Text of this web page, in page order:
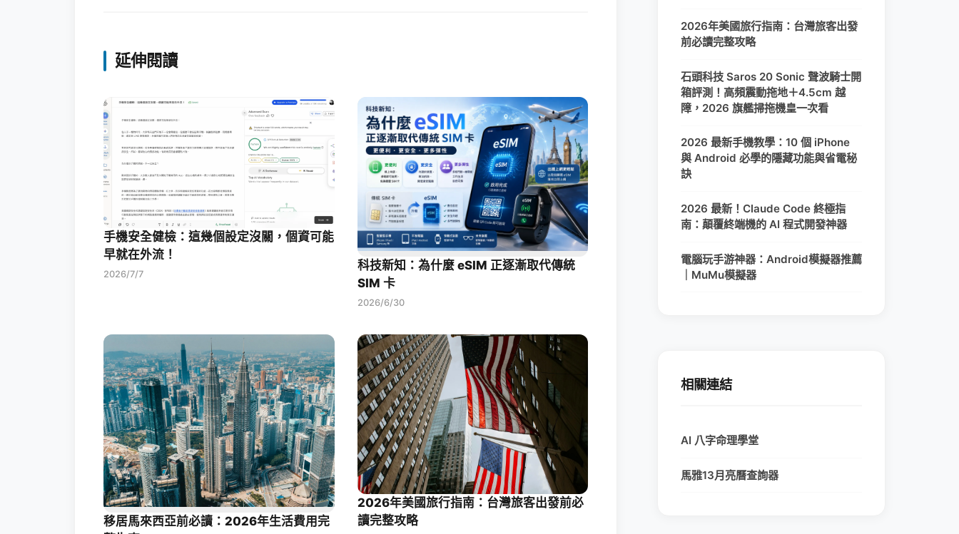
延伸閱讀
手機安全健檢：這幾個設定沒關，個資可能
早就在外流！
2026/7/7
科技新知：為什麼 eSIM 正逐漸取代傳統
SIM 卡
2026/6/30
移居馬來西亞前必讀：2026年生活費用完
2026年美國旅行指南：台灣旅客出發前必
讀完整攻略
2026年美國旅行指南：台灣旅客出發
前必讀完整攻略
石頭科技 Saros 20 Sonic 聲波騎士開
箱評測！高頻震動拖地＋4.5cm 越
障，2026 旗艦掃拖機皇一次看
2026 最新手機教學：10 個 iPhone
與 Android 必學的隱藏功能與省電秘
訣
2026 最新！Claude Code 終極指
南：顛覆終端機的 AI 程式開發神器
電腦玩手游神器：Android模擬器推薦
｜MuMu模擬器
相關連結
AI 八字命理學堂
馬雅13月亮曆查詢器